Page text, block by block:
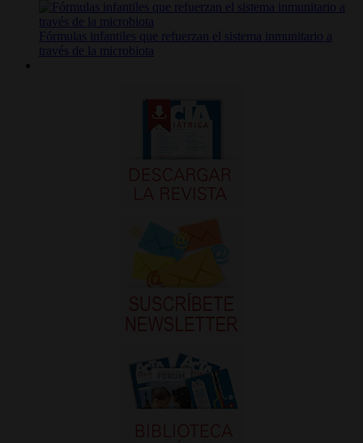
Fórmulas infantiles que refuerzan el sistema inmunitario a
través de la microbiota